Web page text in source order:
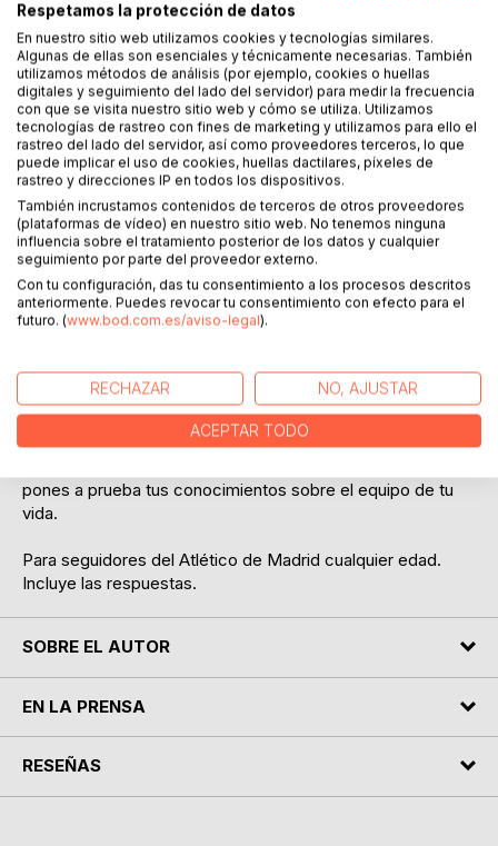
Un libro del Atlético de Madrid diferente. ¿Buscas el regalo
perfecto para un hincha del Atlético de Madrid? ¡Lo has
encontrado! Este original libro con 120 preguntas sobre el
equipo colchonero sorprenderá a cualquier seguidor
rojiblanco.
Una oportunidad única para poner a prueba sus
conocimientos y para aprender sobre la historia del mítico
equipo madrileño.
El pasado y el presente se unen para que las viejas y
nuevas generaciones conversen y disfruten de tiempo
juntos rememorando y conociendo más a fondo la historia
del Atleti.
Un libro de fútbol diferente, un regalo único para amigos,
familiares y parejas fans del Atleti. Adecuado para todas
Pasa un buen rato, solo o con amigos, con este
cuestionario de 120 preguntas sobre el equipo rojiblanco,
¿te atreves?
Para entretenerse en viajes, tardes entre amigos y
pones a prueba tus conocimientos sobre el equipo de tu
vida.
Para seguidores del Atlético de Madrid cualquier edad.
Incluye las respuestas.
SOBRE EL AUTOR
EN LA PRENSA
RESEÑAS
Respetamos la protección de datos
En nuestro sitio web utilizamos cookies y tecnologías similares.
Algunas de ellas son esenciales y técnicamente necesarias. También
utilizamos métodos de análisis (por ejemplo, cookies o huellas
digitales y seguimiento del lado del servidor) para medir la frecuencia
con que se visita nuestro sitio web y cómo se utiliza. Utilizamos
tecnologías de rastreo con fines de marketing y utilizamos para ello el
rastreo del lado del servidor, así como proveedores terceros, lo que
puede implicar el uso de cookies, huellas dactilares, píxeles de
rastreo y direcciones IP en todos los dispositivos.
También incrustamos contenidos de terceros de otros proveedores
(plataformas de vídeo) en nuestro sitio web. No tenemos ninguna
influencia sobre el tratamiento posterior de los datos y cualquier
seguimiento por parte del proveedor externo.
Con tu configuración, das tu consentimiento a los procesos descritos
anteriormente. Puedes revocar tu consentimiento con efecto para el
futuro. (www.bod.com.es/aviso-legal).
RECHAZAR NO, AJUSTAR
ACEPTAR TODO